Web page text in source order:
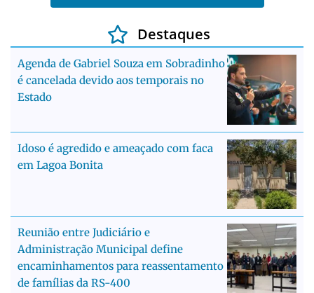
Destaques
Agenda de Gabriel Souza em Sobradinho
é cancelada devido aos temporais no
Estado
Idoso é agredido e ameaçado com faca
em Lagoa Bonita
Reunião entre Judiciário e
Administração Municipal define
encaminhamentos para reassentamento
de famílias da RS-400